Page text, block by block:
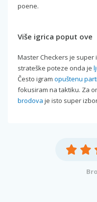
poene.
Više igrica poput ove
Master Checkers je super
strateške poteze onda je
Često igram opuštenu
fokusiram na taktiku. Za
brodova je isto super